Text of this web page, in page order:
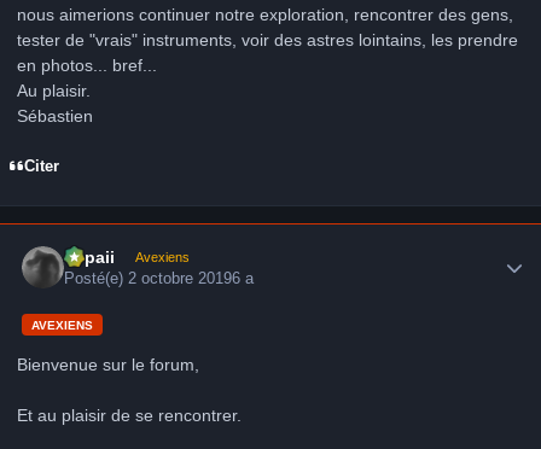
nous aimerions continuer notre exploration, rencontrer des gens,
tester de "vrais" instruments, voir des astres lointains, les prendre
en photos... bref...
Au plaisir.
Sébastien
Citer
supaii Avexiens
Posté(e)2 octobre 20196 a
AVEXIENS
Bienvenue sur le forum,
Et au plaisir de se rencontrer.